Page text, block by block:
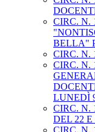
CIRC. N.
BELLA"
CIRC. N.
CIRC. N.
LUNEDÌ
CIRC. N.
DEL 22